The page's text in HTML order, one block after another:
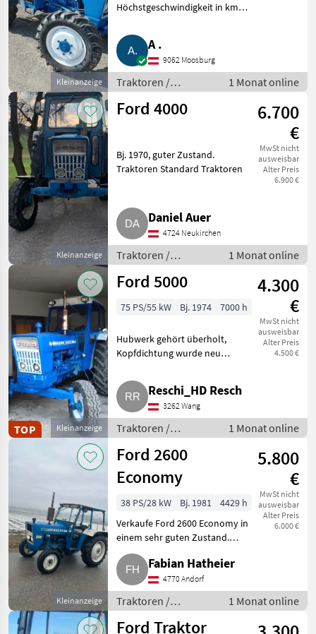
Kleinanzeige
Höchstgeschwindigkeit in km/h:
vorhanden Ford 3600 Allrad mit
Servolenkung und 25 km/h
Typisierung (kein Pickerl
erforderlich
A .
9062 Moosburg
Traktoren /
Standard Traktoren
1 Monat online
Kleinanzeige
Ford 4000
6.700
€
MwSt nicht
ausweisbar
Alter Preis
6.900 €
Bj. 1970, guter Zustand.
Traktoren Standard Traktoren
Daniel Auer
4724 Neukirchen
Traktoren /
Standard Traktoren
1 Monat online
Kleinanzeige
TOP
Ford 5000
4.300
€
MwSt nicht
ausweisbar
Alter Preis
4.500 €
75 PS/55 kW Bj. 1974 7000 h
Hubwerk gehört überholt,
Kopfdichtung wurde neu
gebraucht getauscht, ist am
Hubdeckel derzeit zerlegt. Will
ihn weg haben wegen
Reschi_HD Resch
3262 Wang
Traktoren /
Standard Traktoren
1 Monat online
Kleinanzeige
Ford 2600
Economy
5.800
€
MwSt nicht
ausweisbar
Alter Preis
6.000 €
38 PS/28 kW Bj. 1981
4429 h
Verkaufe Ford 2600 Economy in
einem sehr guten Zustand.
Motor wurde komplett
überholt vor 5 Bstd., Kolben,
Büchsen, Pleuellager,
Kopfdichtung. Neuer Starter,
neue Li
Fabian Hatheier
4770 Andorf
Traktoren /
Standard Traktoren
1 Monat online
Ford Traktor